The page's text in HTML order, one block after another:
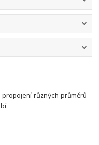
propojení různých průměrů